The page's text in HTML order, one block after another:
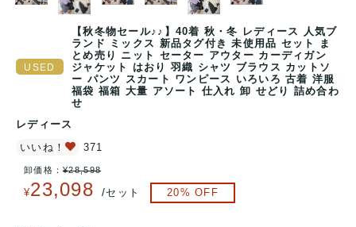
【秋冬物セール♪♪】40着 秋・冬 レディース 人気ブ
ランド ミックス 新品タグ付き 未使用品 セット ま
とめ売り ニット セーター アウター カーディガン
ジャケット はおり 羽織 シャツ ブラウス カットソ
ー パンツ スカート ワンピース いろいろ 古着 洋服
福袋 福箱 大量 アソート 仕入れ 卸 せどり 詰め合わ
せ
レディース
いいね！
371
卸価格：¥28,598
¥23,098 /セット 20% OFF